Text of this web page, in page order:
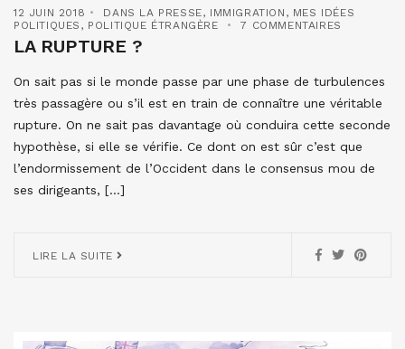
12 JUIN 2018 DANS LA PRESSE, IMMIGRATION , MES IDÉES
POLITIQUES , POLITIQUE ÉTRANGÈRE 7 COMMENTAIRES
LA RUPTURE ?
On sait pas si le monde passe par une phase de turbulences
très passagère ou s’il est en train de connaître une véritable
rupture. On ne sait pas davantage où conduira cette seconde
hypothèse, si elle se vérifie. Ce dont on est sûr c’est que
l’endormissement de l’Occident dans le consensus mou de
ses dirigeants, […]
LIRE LA SUITE